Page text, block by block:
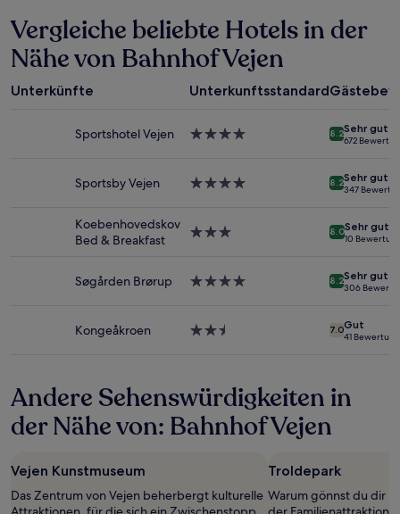
den
letzten
24 Stunden
für
einen
1 Übernachtung
gefunden
Verfügbarkeiten
Vergleiche beliebte Hotels in der
Nähe von Bahnhof Vejen
Unterkünfte Unterkunftsstandard
Sportshotel Vejen
4.0-
8.2Sehr gut
672
Sportsby Vejen
4.0-
8.2Sehr gut
347
Koebenhovedskov
Bed & Breakfast
3.0-
8.0Sehr gut
10
Søgården Brørup
4.0-
8.2Sehr gut
306
Kongeåkroen
2.5-
7.0Gut
41
Andere Sehenswürdigkeiten in
der Nähe von: Bahnhof Vejen
Vejen Kunstmuseum
Das Zentrum von Vejen beherbergt kulturelle
Troldepark
Warum gönnst du dir